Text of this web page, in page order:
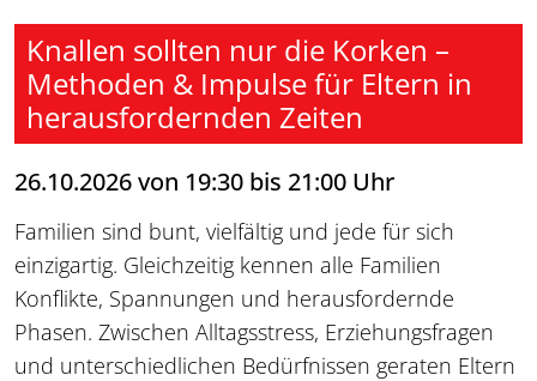
Knallen sollten nur die Korken –
Methoden & Impulse für Eltern in
herausfordernden Zeiten
26.10.2026 von 19:30 bis 21:00 Uhr
Familien sind bunt, vielfältig und jede für sich
einzigartig. Gleichzeitig kennen alle Familien
Konflikte, Spannungen und herausfordernde
Phasen. Zwischen Alltagsstress, Erziehungsfragen
und unterschiedlichen Bedürfnissen geraten Eltern